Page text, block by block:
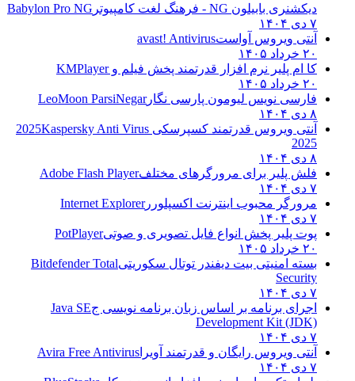
دیکشنری بابیلون NG - فرهنگ لغت کامپیوتر
Babylon Pro NG
۷ دی ۱۴۰۴
آنتی ویروس آواستavast! Antivirus
۲۰ خرداد ۱۴۰۵
کا ام پلیر نرم افزار قدرتمند پخش فیلم وKMPlayer
۲۰ خرداد ۱۴۰۵
فارسی نویس لیومون پارسی نگارLeoMoon ParsiNegar
۸ دی ۱۴۰۴
آنتی ویروس قدرتمند کسپرسکی 2025 Kaspersky Anti Virus
2025
۸ دی ۱۴۰۴
فلش پلیر برای مرورگرهای مختلفAdobe Flash Player
۷ دی ۱۴۰۴
مرورگر محبوب اینترنت اکسپلوررInternet Explorer
۷ دی ۱۴۰۴
پوت پلیر پخش انواع فایل تصویری و صوتیPotPlayer
۲۰ خرداد ۱۴۰۵
بسته امنیتی بیت دیفندر توتال سکوریتیBitdefender Total
Security
۷ دی ۱۴۰۴
اجرای برنامه بر اساس زبان برنامه نویسی جJava SE
Development Kit (JDK)
۷ دی ۱۴۰۴
آنتی ویروس رایگان و قدرتمند آویرا Avira Free Antivirus
۷ دی ۱۴۰۴